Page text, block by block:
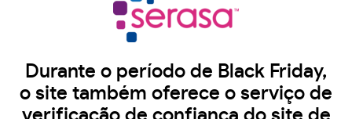
Durante o período de Black Friday,
o site também oferece o serviço de